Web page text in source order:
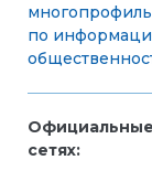
по
сетях: